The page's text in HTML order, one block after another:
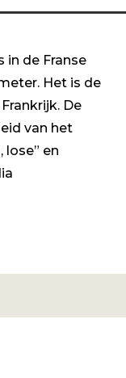
in de Franse
Het is de
De
van het
lose” en